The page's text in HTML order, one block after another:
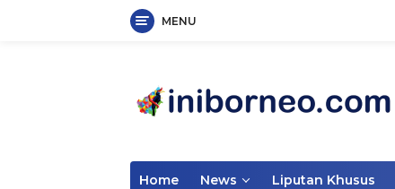
MENU
Home News Liputan Khusus